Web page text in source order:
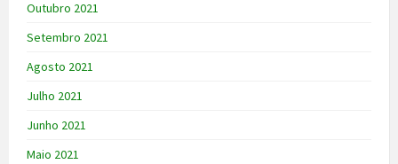
Outubro 2021
Setembro 2021
Agosto 2021
Julho 2021
Junho 2021
Maio 2021